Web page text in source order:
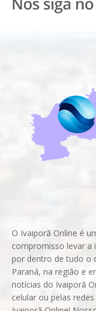
O Ivaiporã Online é
compromisso levar a
por dentro de tudo o
Paraná, na região e
notícias do Ivaiporã
celular ou pelas